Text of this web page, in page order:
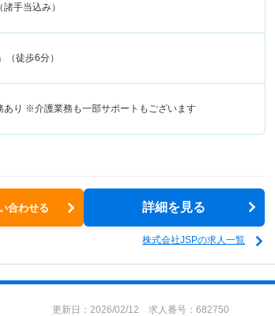
諸手当込み）
徒歩6分）
り ※介護業務も一部サポートもございます
合わせる 詳細を見る
株式会社JSPの求人一覧
更新日：2026/02/12 求人番号：682750